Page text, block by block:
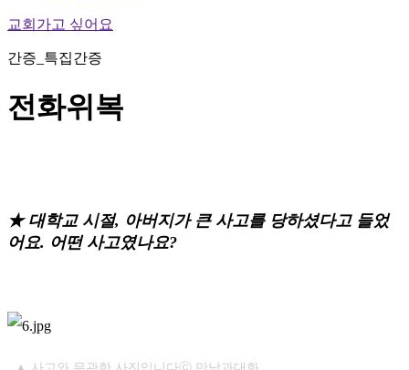
교회가고 싶어요
간증_특집간증
전화위복
★대학교 시절, 아버지가 큰 사고를 당하셨다고 들었
어요. 어떤 사고였나요?